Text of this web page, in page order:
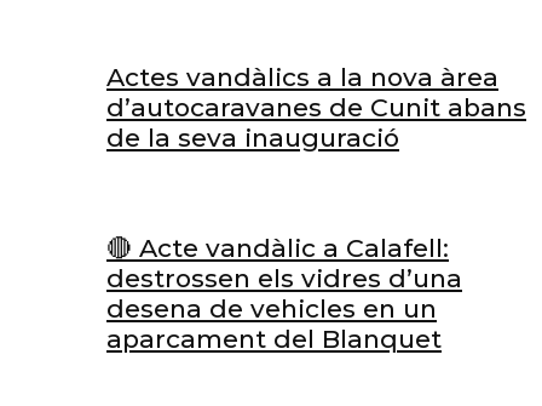
Actes vandàlics a la nova àrea
d’autocaravanes de Cunit abans
de la seva inauguració
🔴 Acte vandàlic a Calafell:
destrossen els vidres d’una
desena de vehicles en un
aparcament del Blanquet